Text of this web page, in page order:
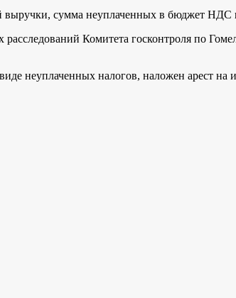
сумма неуплаченных в бюджет НДС
Комитета госконтроля по
неуплаченных налогов, наложен арест